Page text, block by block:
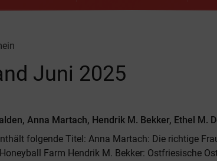
Juni 2025
Anna Martach, Hendrik M. Bekker, Ethel M.
folgende Titel: Anna Martach: Die richtige
Honeyball Farm Hendrik M. Bekker: Ostfriesische